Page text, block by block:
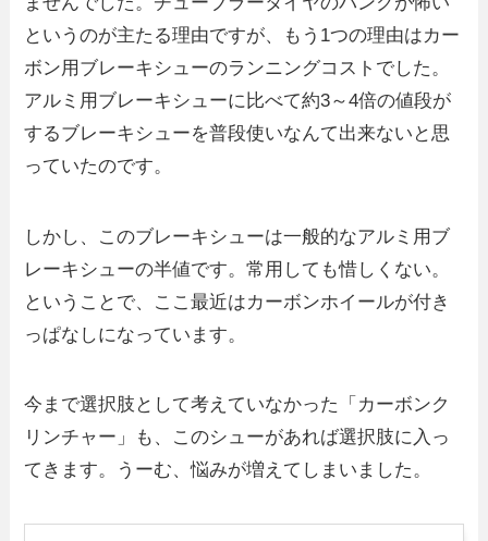
というのが主たる理由ですが、もう1つの理由はカー
ボン用ブレーキシューのランニングコストでした。
アルミ用ブレーキシューに比べて約3～4倍の値段が
するブレーキシューを普段使いなんて出来ないと思
っていたのです。
しかし、このブレーキシューは一般的なアルミ用ブ
レーキシューの半値です。常用しても惜しくない。
ということで、ここ最近はカーボンホイールが付き
っぱなしになっています。
今まで選択肢として考えていなかった「カーボンク
リンチャー」も、このシューがあれば選択肢に入っ
てきます。うーむ、悩みが増えてしまいました。